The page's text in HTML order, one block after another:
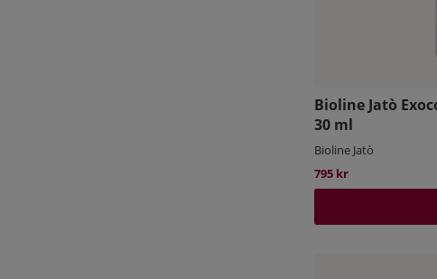
Bioline Jatò
30 ml
Bioline Jatò
795 kr